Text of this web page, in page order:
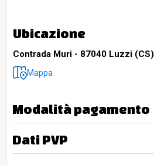
Ubicazione
Contrada Muri - 87040 Luzzi (CS)
Mappa
Modalità pagamento
Dati PVP